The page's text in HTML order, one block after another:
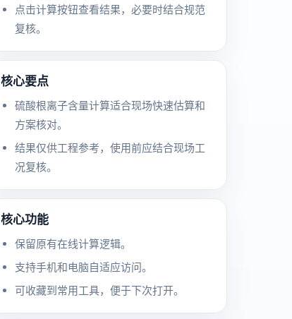
点击计算按钮查看结果，必要时结合规范
复核。
核心要点
硫酸根离子含量计算适合现场快速估算和
方案核对。
结果仅供工程参考，使用前应结合现场工
况复核。
核心功能
保留原有在线计算逻辑。
支持手机和电脑自适应访问。
可收藏到常用工具，便于下次打开。